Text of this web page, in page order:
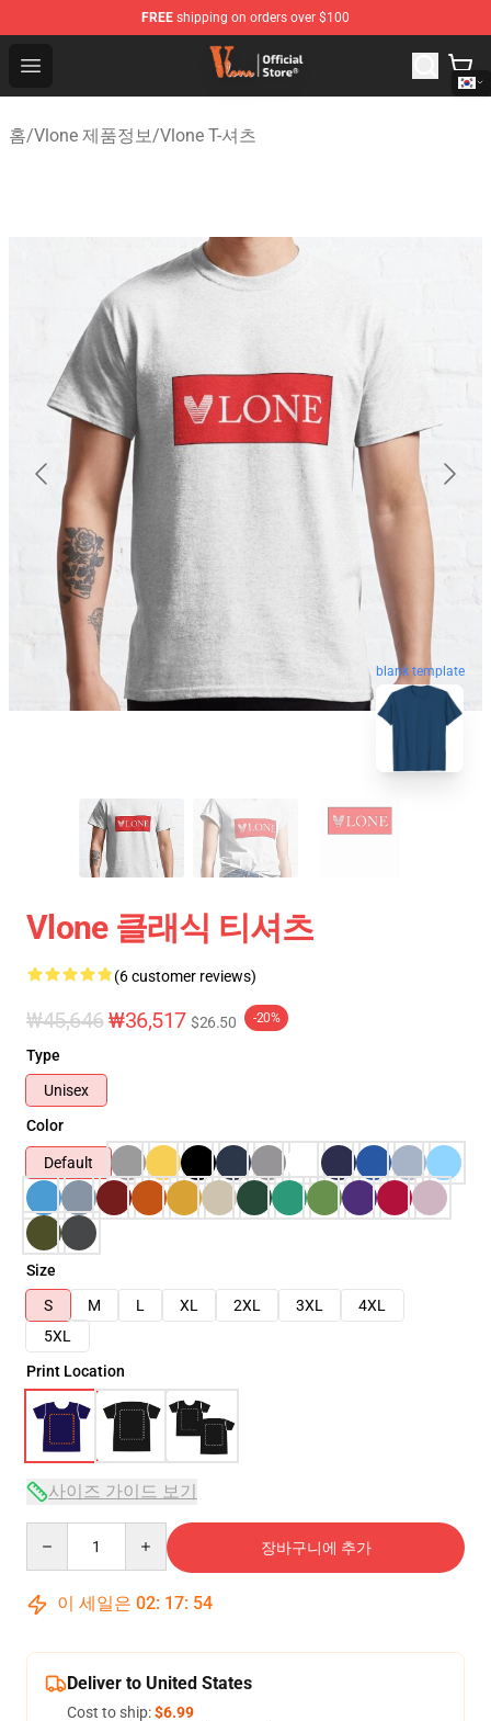
FREE shipping on orders over $100
Open menu
Vlone Shop - Official Vlone Merchandise Store
홈/Vlone 제품정보/Vlone T-셔츠
blank template
Vlone 클래식 티셔츠
(6 customer reviews)
₩45,646₩36,517 $26.50 -20%
Type
Unisex
Color
Default
Size
S
M L XL 2XL 3XL
4XL
5XL
Print Location
사이즈 가이드 보기
장바구니에 추가
이 세일은 02: 17: 54
Deliver to United States
Cost to ship:$6.99